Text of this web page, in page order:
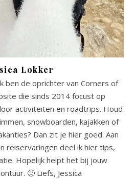
Lokker
ben de oprichter van Corners of
die sinds 2014 focust op
activiteiten en roadtrips. Houd
snowboarden, kajakken of
Dan zit je hier goed. Aan
reiservaringen deel ik hier tips,
Hopelijk helpt het bij jouw
🙂 Liefs, Jessica